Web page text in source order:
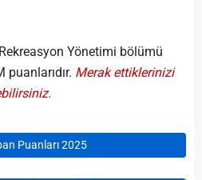
Yönetimi bölümü
puanlarıdır. Merak ettiklerinizi
Puanları 2025